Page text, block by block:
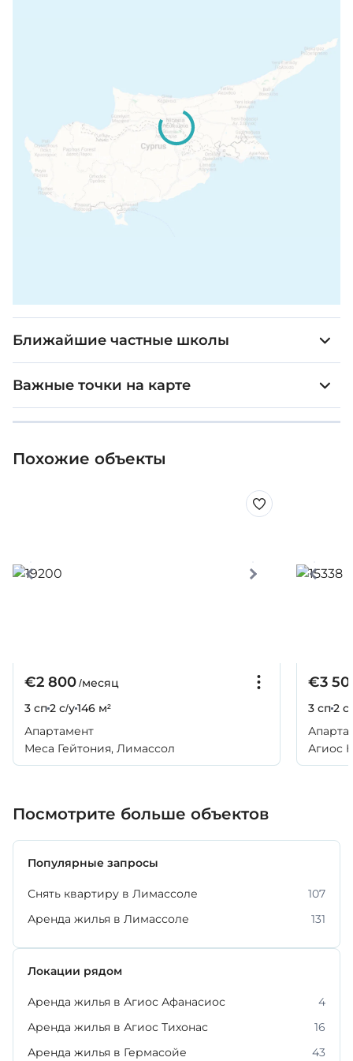
Ближайшие частные школы
Важные точки на карте
Похожие объекты
€2 800/месяц
3 сп2 с/у146 м²
Апартамент
Меса Гейтония, Лимассол
€3
3 сп2
Агиос
Посмотрите больше объектов
Популярные запросы
Снять квартиру в Лимассоле
107
Аренда жилья в Лимассоле
131
Локации рядом
Аренда жилья в Агиос Афанасиос
4
Аренда жилья в Агиос Тихонас
16
Аренда жилья в Гермасойе
43